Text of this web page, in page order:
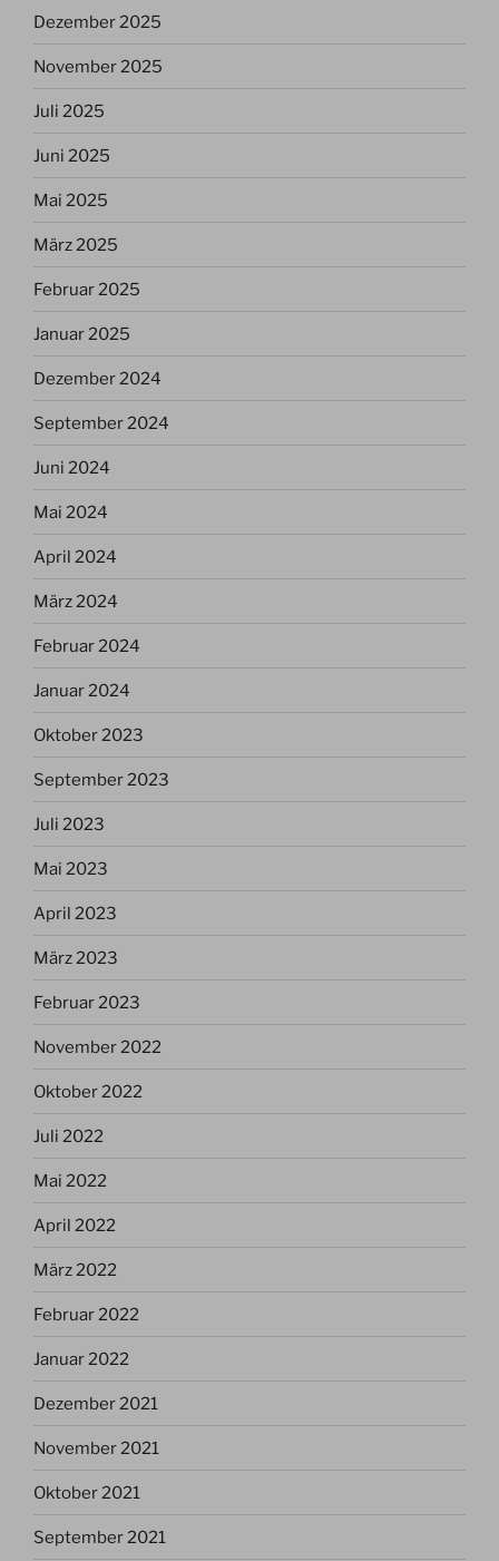
Dezember 2025
November 2025
Juli 2025
Juni 2025
Mai 2025
März 2025
Februar 2025
Januar 2025
Dezember 2024
September 2024
Juni 2024
Mai 2024
April 2024
März 2024
Februar 2024
Januar 2024
Oktober 2023
September 2023
Juli 2023
Mai 2023
April 2023
März 2023
Februar 2023
November 2022
Oktober 2022
Juli 2022
Mai 2022
April 2022
März 2022
Februar 2022
Januar 2022
Dezember 2021
November 2021
Oktober 2021
September 2021